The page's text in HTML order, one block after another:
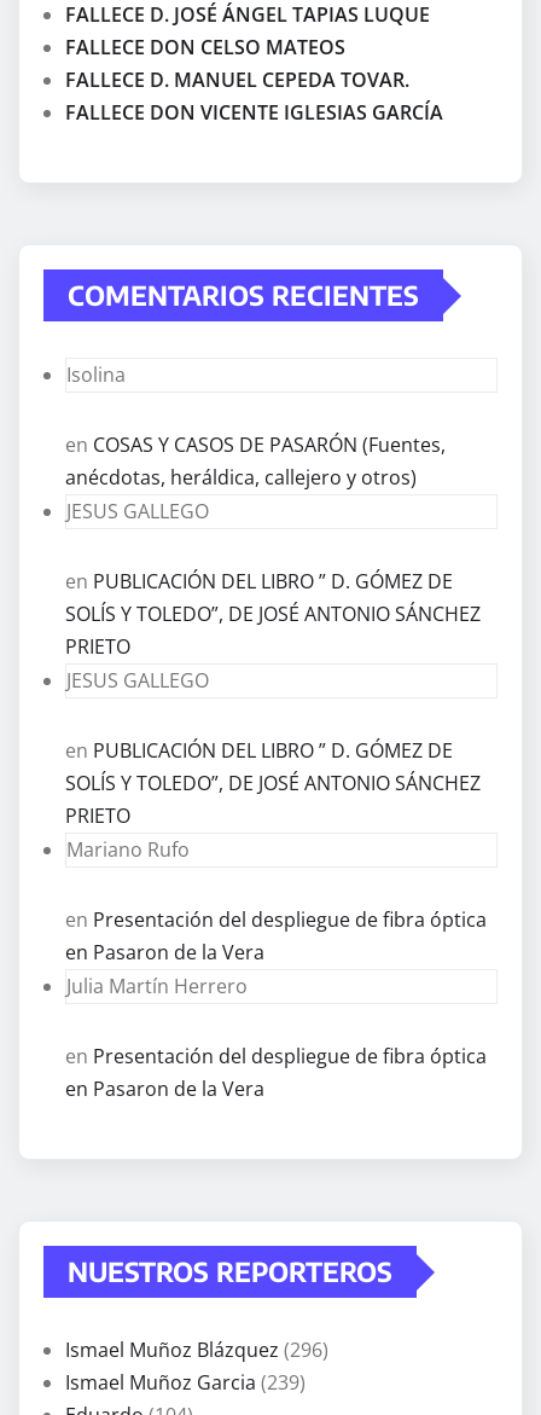
FALLECE D. JOSÉ ÁNGEL TAPIAS LUQUE
FALLECE DON CELSO MATEOS
FALLECE D. MANUEL CEPEDA TOVAR.
FALLECE DON VICENTE IGLESIAS GARCÍA
COMENTARIOS RECIENTES
Isolina
en COSAS Y CASOS DE PASARÓN (Fuentes,
anécdotas, heráldica, callejero y otros)
JESUS GALLEGO
en PUBLICACIÓN DEL LIBRO ” D. GÓMEZ DE
SOLÍS Y TOLEDO”, DE JOSÉ ANTONIO SÁNCHEZ
PRIETO
JESUS GALLEGO
en PUBLICACIÓN DEL LIBRO ” D. GÓMEZ DE
SOLÍS Y TOLEDO”, DE JOSÉ ANTONIO SÁNCHEZ
PRIETO
Mariano Rufo
en Presentación del despliegue de fibra óptica
en Pasaron de la Vera
Julia Martín Herrero
en Presentación del despliegue de fibra óptica
en Pasaron de la Vera
NUESTROS REPORTEROS
Ismael Muñoz Blázquez (296)
Ismael Muñoz Garcia (239)